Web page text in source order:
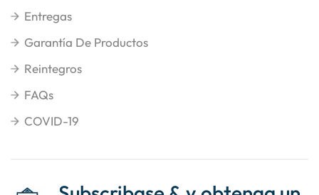
Entregas
Garantía De Productos
Reintegros
FAQs
COVID-19